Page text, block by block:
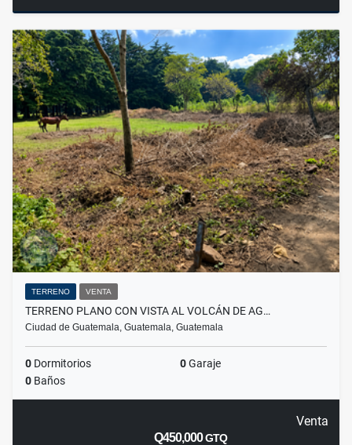
TERRENO VENTA
TERRENO PLANO CON VISTA AL VOLCÁN DE AG…
Ciudad de Guatemala, Guatemala, Guatemala
0 Dormitorios 0Garaje
0 Baños
Venta
Q450,000GTQ